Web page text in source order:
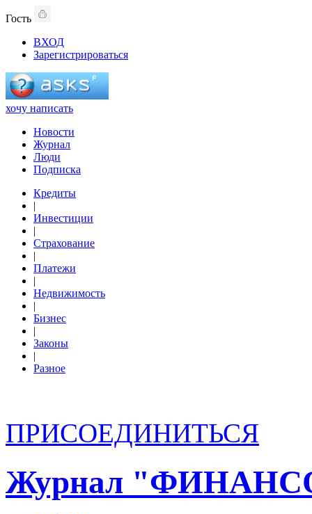
Гость
ВХОД
Зарегистрироваться
хочу написать
Новости
Журнал
Люди
Подписка
Кредиты
|
Инвестиции
|
Страхование
|
Платежи
|
Недвижимость
|
Бизнес
|
Законы
|
Разное
ПРИСОЕДИНИТЬСЯ
Журнал